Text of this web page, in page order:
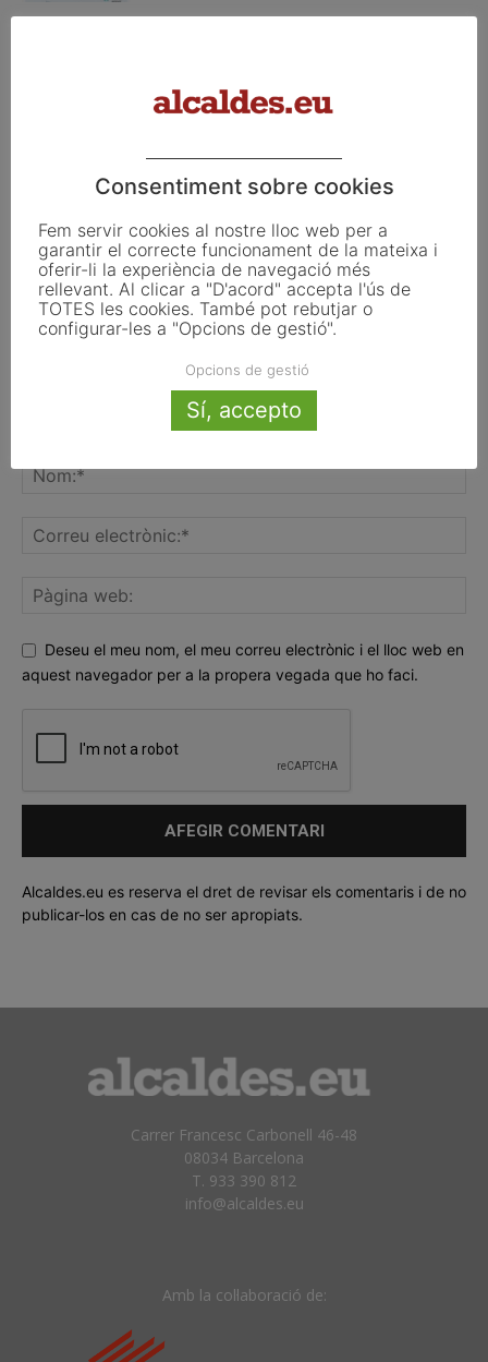
generacional al camp
FER UN COMENTARI
Deseu el meu nom, el meu correu electrònic i el lloc web en
aquest navegador per a la propera vegada que ho faci.
Alcaldes.eu es reserva el dret de revisar els comentaris i de no
publicar-los en cas de no ser apropiats.
Carrer Francesc Carbonell 46-48
08034 Barcelona
T. 933 390 812
info@alcaldes.eu
Amb la col·laboració de:
Consentiment sobre cookies
Fem servir cookies al nostre lloc web per a
garantir el correcte funcionament de la mateixa i
oferir-li la experiència de navegació més
rellevant. Al clicar a "D'acord" accepta l'ús de
TOTES les cookies. També pot rebutjar o
configurar-les a "Opcions de gestió".
Opcions de gestió
Sí, accepto